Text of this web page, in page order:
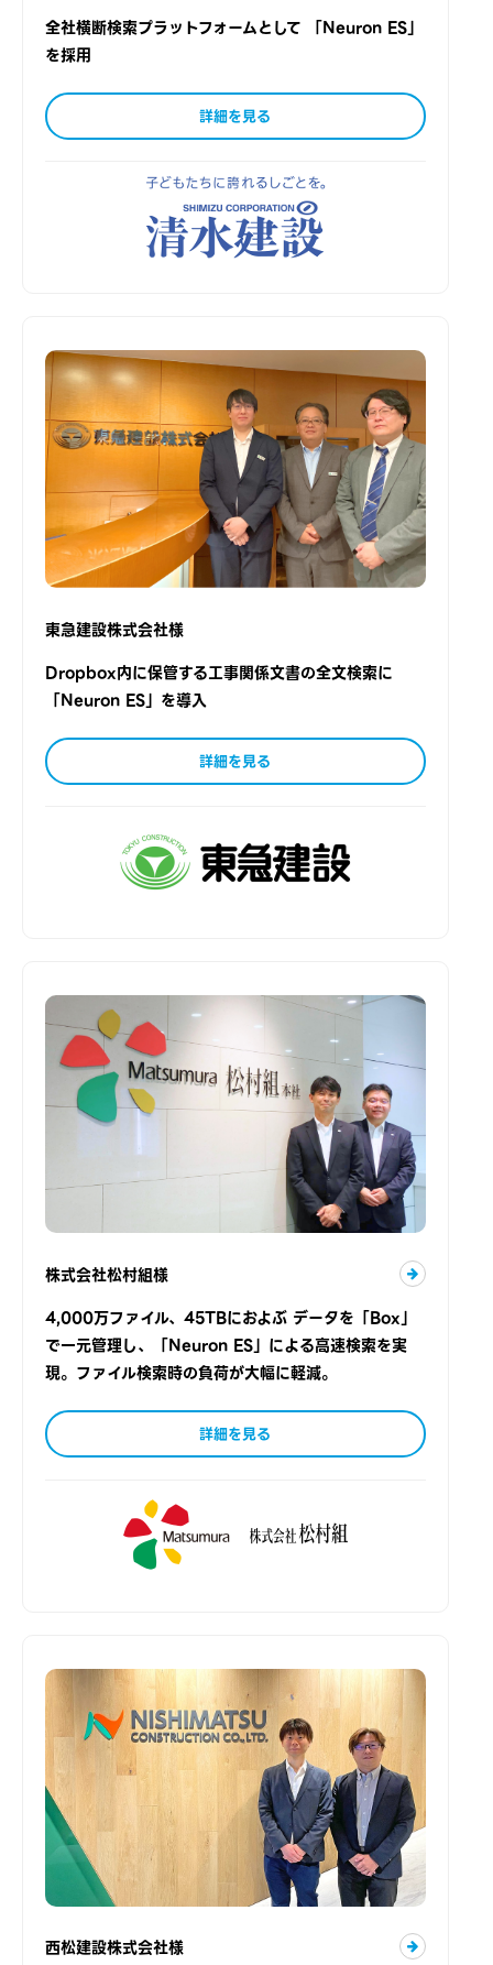
全社横断検索プラットフォームとして 「Neuron ES」
を採用
詳細を見る
東急建設株式会社様
Dropbox内に保管する工事関係文書の全文検索に
「Neuron ES」を導入
詳細を見る
株式会社松村組様
4,000万ファイル、45TBにおよぶ データを「Box」
で一元管理し、「Neuron ES」による高速検索を実
現。ファイル検索時の負荷が大幅に軽減。
詳細を見る
西松建設株式会社様